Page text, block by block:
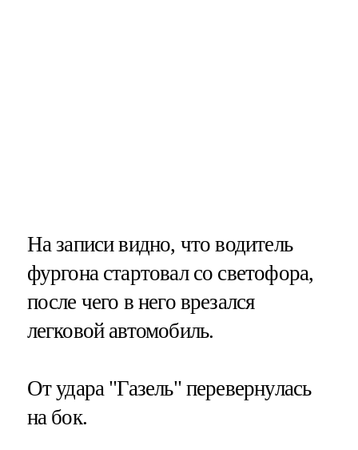
На записи видно, что водитель
фургона стартовал со светофора,
после чего в него врезался
легковой автомобиль.
От удара "Газель" перевернулась
на бок.